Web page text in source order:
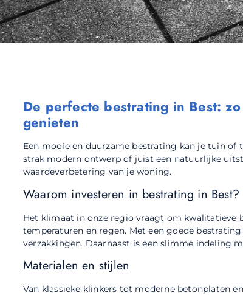
De perfecte bestrating in Best:
genieten
Een mooie en duurzame bestrating kan je tuin
strak modern ontwerp of juist een natuurlijke
waardeverbetering van je woning.
Waarom investeren in bestrating in Best?
Het klimaat in onze regio vraagt om kwalitatieve
temperaturen en regen. Met een goede
verzakkingen. Daarnaast is een slimme indeling
Materialen en stijlen
Van klassieke klinkers tot moderne betonplaten